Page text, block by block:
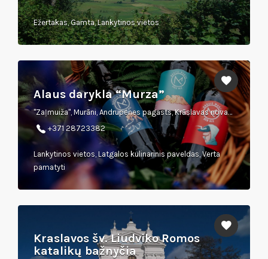
Ežertakas, Gamta, Lankytinos vietos
Alaus darykla “Murza”
"Zaļmuiža", Murāni, Andrupenes pagasts, Krāslavas novads
+371 28723382
Lankytinos vietos, Latgalos kulinarinis paveldas, Verta
pamatyti
Kraslavos šv. Liudviko Romos
katalikų bažnyčia